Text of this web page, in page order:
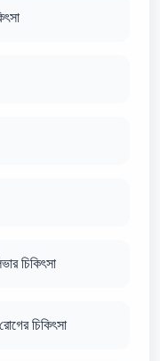
চিকিৎসা
চিকিৎসা